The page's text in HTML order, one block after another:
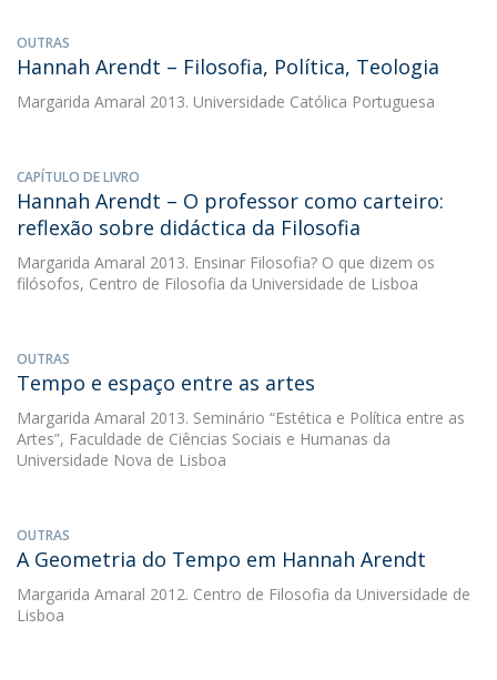
OUTRAS
Hannah Arendt – Filosofia, Política, Teologia
Margarida Amaral 2013. Universidade Católica Portuguesa
CAPÍTULO DE LIVRO
Hannah Arendt – O professor como carteiro:
reflexão sobre didáctica da Filosofia
Margarida Amaral 2013. Ensinar Filosofia? O que dizem os
filósofos, Centro de Filosofia da Universidade de Lisboa
OUTRAS
Tempo e espaço entre as artes
Margarida Amaral 2013. Seminário “Estética e Política entre as
Artes”, Faculdade de Ciências Sociais e Humanas da
Universidade Nova de Lisboa
OUTRAS
A Geometria do Tempo em Hannah Arendt
Margarida Amaral 2012. Centro de Filosofia da Universidade de
Lisboa